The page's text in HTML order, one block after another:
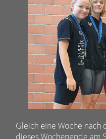
Gleich eine Woche nach
dieses Wochenende am